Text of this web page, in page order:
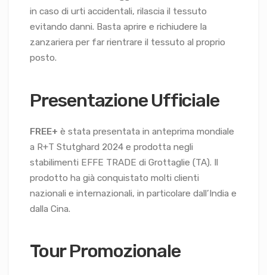
in caso di urti accidentali, rilascia il tessuto
evitando danni. Basta aprire e richiudere la
zanzariera per far rientrare il tessuto al proprio
posto.
Presentazione Ufficiale
FREE+ è stata presentata in anteprima mondiale
a R+T Stutghard 2024 e prodotta negli
stabilimenti EFFE TRADE di Grottaglie (TA). Il
prodotto ha già conquistato molti clienti
nazionali e internazionali, in particolare dall’India e
dalla Cina.
Tour Promozionale